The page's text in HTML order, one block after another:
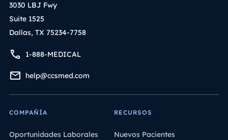
3030 LBJ Fwy
Suite 1525
Dallas, TX 75234-7758
1-888-MEDICAL
help@ccsmed.com
COMPAÑÍA
Oportunidades Laborales
RECURSOS
Nuevos Pacientes